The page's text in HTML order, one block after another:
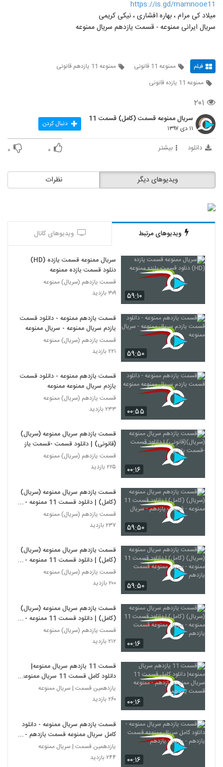
https://is.gd/mamnooe11
میلاد کی مرام ، بهاره افشاری ، نیکی کریمی
سریال ایرانی ممنوعه - قسمت یازدهم سریال ممنوعه
فیلم ممنوعه 11 قانونی
ممنوعه 11 یازدهم قانونی
ممنوعه 11 یازده قانونی
۲۰۱
سریال ممنوعه قسمت (کامل) قسمت 11
۱۱ دی ۱۳۹۷ دنبال کردن
دانلود بیشتر ۰ ۰
نظرات ویدیوهای دیگر
ویدیوهای مرتبط ویدیوهای کانال
۵۹:۱۰
سریال ممنوعه قسمت یازده (HD)
دنلود قسمت یازده ممنوعه
قسمت یازدهم (سریال) ممنوعه
۳۰۹ بازدید
۵۹:۵۰
قسمت یازدهم ممنوعه - دانلود قسمت
یازدم سریال ممنوعه - سریال ممنوعه
قسمت یازدهم (سریال) ممنوعه
۲۲۱ بازدید
۰۰:۵۵
قسمت یازدهم ممنوعه - دانلود قسمت
یازدم سریال ممنوعه ممنوعه
قسمت یازدهم (سریال) ممنوعه
۲۳۳ بازدید
۰۰:۱۶
قسمت یازدهم سریال ممنوعه (سریال)
(قانونی) | دانلود قسمت -قسمت یازدم
قسمت یازدهم (سریال) ممنوعه
۲۲۵ بازدید
۵۹:۵۰
قسمت یازدهم سریال ممنوعه (سریال)
(کامل) | دانلود قسمت 11 ممنوعه -
قسمت یازدهم - سریال
قسمت یازدهم (سریال) ممنوعه
۲۳۷ بازدید
۵۹:۵۰
قسمت یازدهم سریال ممنوعه (سریال)
(کامل) | دانلود قسمت 11 ممنوعه -
سریال ممنوعه قسمت یازدهم
قسمت یازدهم (سریال) ممنوعه
۲۰۰ بازدید
۰۰:۱۶
قسمت یازدهم سریال ممنوعه (سریال)
(کامل) | دانلود قسمت 11 ممنوعه -
سریال ممنوعه قسمت یازدهم
قسمت یازدهم (سریال) ممنوعه
۲۱۲ بازدید
۰۰:۱۶
قسمت 11 يازدهم سريال ممنوعه|
دانلود کامل قسمت 11 سريال ممنوعه
يازدهم - ممنوعه قسمت یازدهم
یازدهمین قسمت | سریال ممنوعه
۲۶۰ بازدید
۰۰:۱۶
قسمت یازدهم سریال ممنوعه - دانلود
کامل سریال ممنوعه قسمت یازدهم -
یازدم - یازدهم
یازدهمین قسمت | سریال ممنوعه
۲۴۴ بازدید